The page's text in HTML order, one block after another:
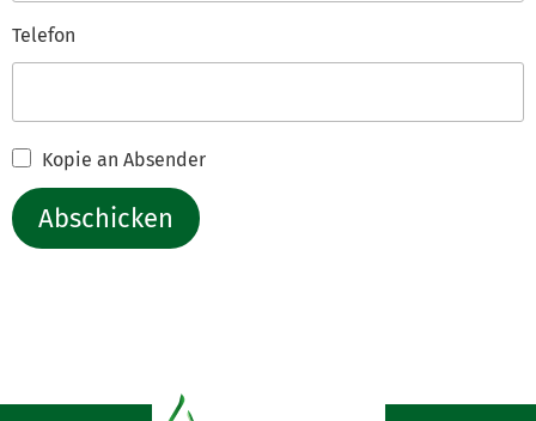
Telefon
Kopie an Absender
Abschicken